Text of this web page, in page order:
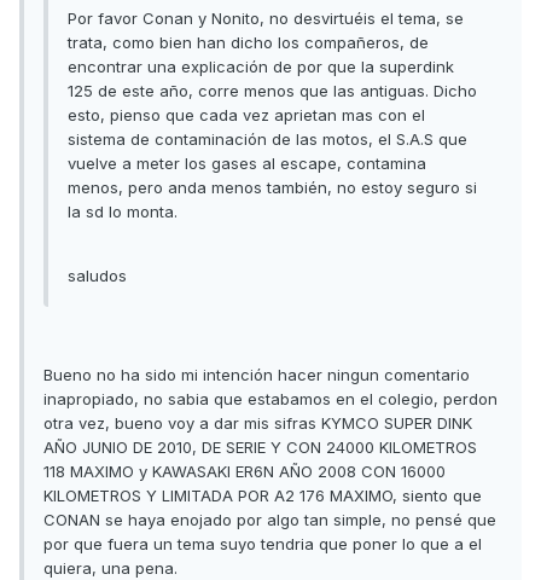
Por favor Conan y Nonito, no desvirtuéis el tema, se
trata, como bien han dicho los compañeros, de
encontrar una explicación de por que la superdink
125 de este año, corre menos que las antiguas. Dicho
esto, pienso que cada vez aprietan mas con el
sistema de contaminación de las motos, el S.A.S que
vuelve a meter los gases al escape, contamina
menos, pero anda menos también, no estoy seguro si
la sd lo monta.
saludos
Bueno no ha sido mi intención hacer ningun comentario
inapropiado, no sabia que estabamos en el colegio, perdon
otra vez, bueno voy a dar mis sifras KYMCO SUPER DINK
AÑO JUNIO DE 2010, DE SERIE Y CON 24000 KILOMETROS
118 MAXIMO y KAWASAKI ER6N AÑO 2008 CON 16000
KILOMETROS Y LIMITADA POR A2 176 MAXIMO, siento que
CONAN se haya enojado por algo tan simple, no pensé que
por que fuera un tema suyo tendria que poner lo que a el
quiera, una pena.